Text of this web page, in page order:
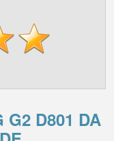
G2 D801 DA